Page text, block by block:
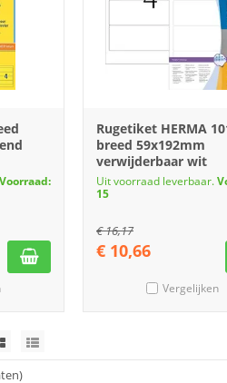
Voorraad:
Rugetiket HERMA
breed 59x192mm
verwijderbaar wit
Uit voorraad leverbaar.
15
€16,17
€ 10,66
Vergelijken